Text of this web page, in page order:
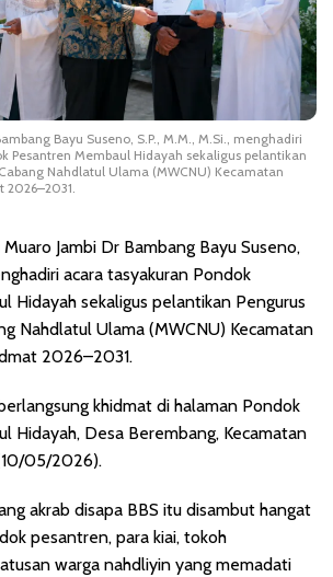
Bayu Suseno, S.P., M.M., M.Si., menghadiri
Pesantren Membaul Hidayah sekaligus pelantikan
Nahdlatul Ulama (MWCNU) Kecamatan
2026–2031.
Jambi Dr Bambang Bayu Suseno,
acara tasyakuran Pondok
Hidayah sekaligus pelantikan Pengurus
Nahdlatul Ulama (MWCNU) Kecamatan
2026–2031.
khidmat di halaman Pondok
Hidayah, Desa Berembang, Kecamatan
05/2026).
akrab disapa BBS itu disambut hangat
pesantren, para kiai, tokoh
warga nahdliyin yang memadati